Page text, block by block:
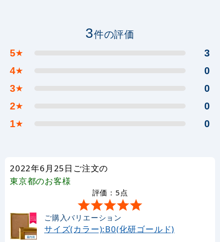
3件の評価
5★
3
4★
0
3★
0
2★
0
1★ 0
2022年6月25日ご注文の
東京都のお客様
評価：5点
ご購入バリエーション
サイズ(カラー):B0(化研ゴールド)